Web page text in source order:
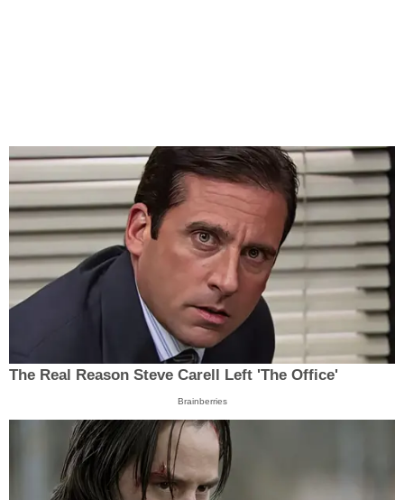
The Real Reason Steve Carell Left 'The Office'
Brainberries